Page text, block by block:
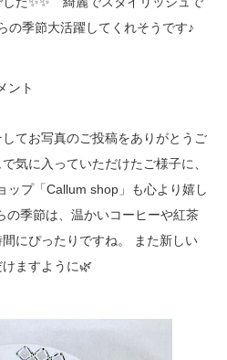
の季節大活躍してくれそうです♪
ント
てお写真のご投稿をありがとうご
気に入っていただけたご様子に、
ップ「Callum shop」も心より嬉し
の季節は、温かいコーヒーや紅茶
にぴったりですね。 また新しい
ますように🌿